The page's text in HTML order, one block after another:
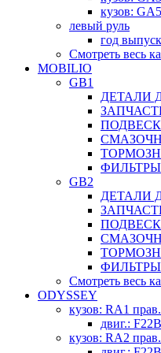
кузов: GA5
левый руль
год
Смотреть весь
MOBILIO
GB1
ДЕТАЛИ
ФИЛЬТРЫ
GB2
ДЕТАЛИ
ФИЛЬТРЫ
Смотреть весь
ODYSSEY
кузов: RA1
двиг.: F22B
кузов: RA2